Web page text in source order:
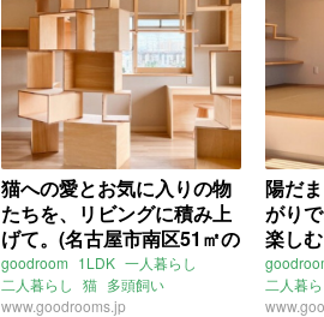
猫への愛とお気に入りの物
たちを、リビングに積み上
げて。(名古屋市南区51㎡の
賃貸物件)
goodroom 1LDK 一人暮らし
二人暮らし 猫 多頭飼い
キャットウォーク
www.goodrooms.jp
陽だ
がり
楽し
51㎡
二人暮
和室 小